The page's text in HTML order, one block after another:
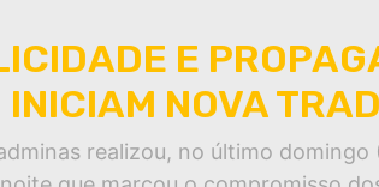
E
NOVA
realizou, no último